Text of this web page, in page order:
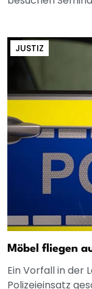
JUSTIZ
Möbel fliegen
Ein Vorfall in der
Polizeieinsatz